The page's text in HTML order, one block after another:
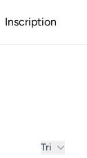
Inscription
Tri